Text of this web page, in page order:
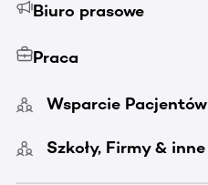
Biuro prasowe
Praca
Wsparcie Pacjentów
Szkoły, Firmy & inne